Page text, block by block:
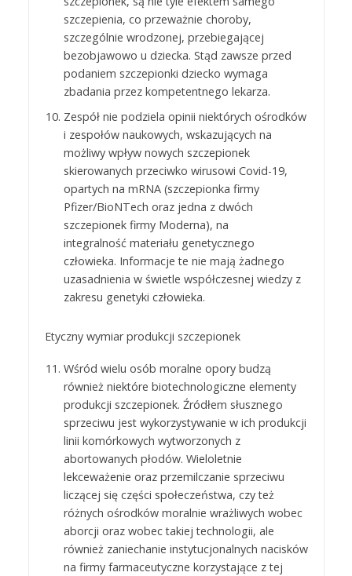
szczepienia, co przeważnie choroby,
szczególnie wrodzonej, przebiegającej
bezobjawowo u dziecka. Stąd zawsze przed
podaniem szczepionki dziecko wymaga
zbadania przez kompetentnego lekarza.
Zespół nie podziela opinii niektórych ośrodków
i zespołów naukowych, wskazujących na
możliwy wpływ nowych szczepionek
skierowanych przeciwko wirusowi Covid-19,
opartych na mRNA (szczepionka firmy
Pfizer/BioNTech oraz jedna z dwóch
szczepionek firmy Moderna), na
integralność materiału genetycznego
człowieka. Informacje te nie mają żadnego
uzasadnienia w świetle współczesnej wiedzy z
zakresu genetyki człowieka.
Etyczny wymiar produkcji szczepionek
Wśród wielu osób moralne opory budzą
również niektóre biotechnologiczne elementy
produkcji szczepionek. Źródłem słusznego
sprzeciwu jest wykorzystywanie w ich produkcji
linii komórkowych wytworzonych z
abortowanych płodów. Wieloletnie
lekceważenie oraz przemilczanie sprzeciwu
liczącej się części społeczeństwa, czy też
różnych ośrodków moralnie wrażliwych wobec
aborcji oraz wobec takiej technologii, ale
również zaniechanie instytucjonalnych nacisków
na firmy farmaceutyczne korzystające z tej